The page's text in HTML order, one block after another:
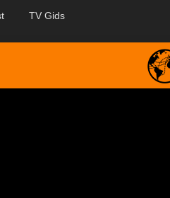
TV Gids